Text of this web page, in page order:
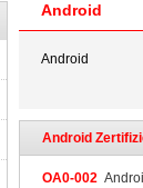
Android
Android
Android
OA0-002